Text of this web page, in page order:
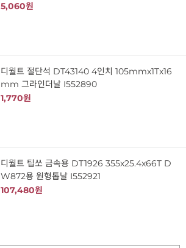
5,060원
디월트 절단석 DT43140 4인치 105mmx1Tx16
mm 그라인더날 I552890
1,770원
디월트 팁쏘 금속용 DT1926 355x25.4x66T D
W872용 원형톱날 I552921
107,480원